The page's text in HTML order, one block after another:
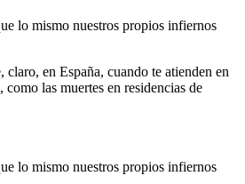
lo mismo nuestros propios infiernos
en España, cuando te atienden en
las muertes en residencias de
lo mismo nuestros propios infiernos